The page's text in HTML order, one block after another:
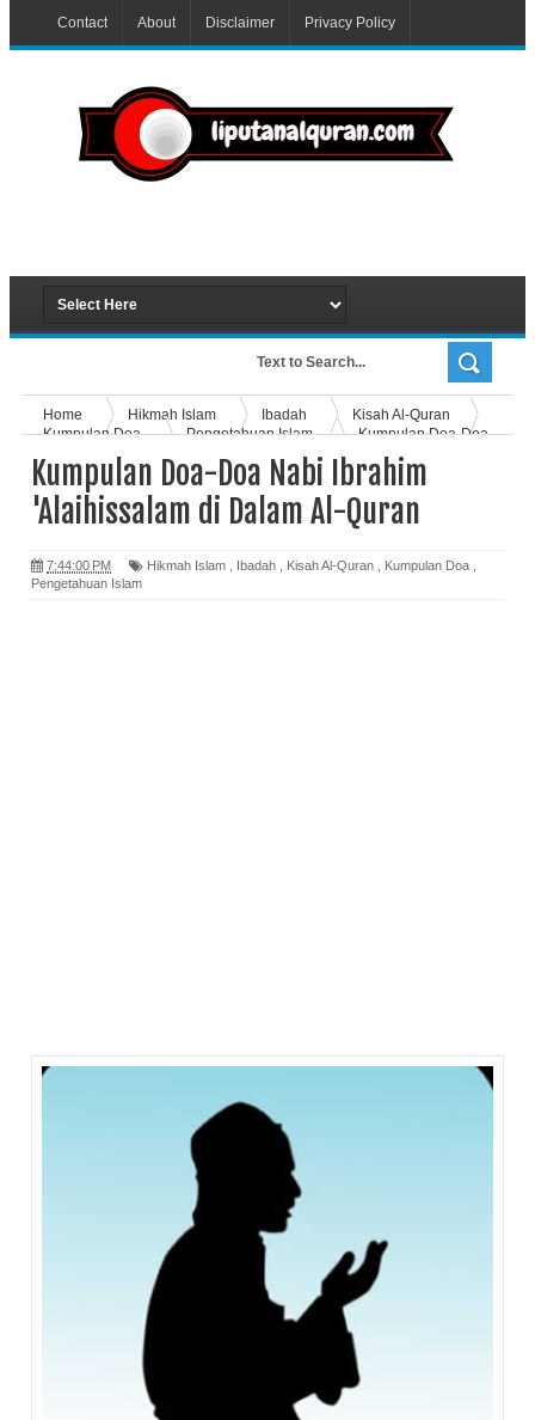
Contact About Disclaimer Privacy Policy
Home Hikmah Islam Ibadah
Kisah Al-Quran
Kumpulan Doa
Pengetahuan Islam
Kumpulan Doa-Doa
Kumpulan Doa-Doa Nabi Ibrahim
'Alaihissalam di Dalam Al-Quran
7:44:00 PM Hikmah Islam Ibadah Kisah Al-Quran Kumpulan Doa
Pengetahuan Islam